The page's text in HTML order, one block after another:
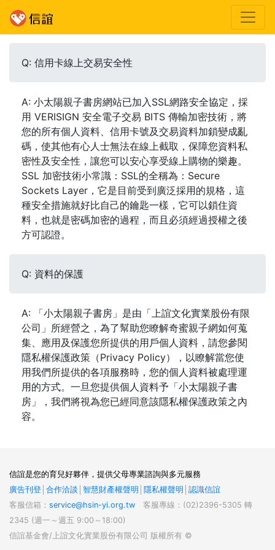
Q: 信用卡線上交易安全性
A: 小太陽親子書房網站已加入SSL網路安全協定，採
用 VERISIGN 安全電子交易 BITS 傳輸加密技術，將
您的所有個人資料、信用卡號及交易資料加鎖變成亂
碼，使其他有心人士無法在線上截取，保障您資料私
密性及安全性，讓您可以安心享受線上購物的樂趣。
SSL 加密技術小常識：SSL的全稱為：Secure
Sockets Layer，它是目前受到廣泛採用的規格，這
種安全措施就好比自己的鑰匙一樣，它可以鎖住資
料，也就是密碼加密的過程，而且必須經過授權之後
方可認證。
Q: 資料的保護
A: 「小太陽親子書房」是由「上誼文化實業股份有限
公司」所經營之，為了幫助您瞭解奇蜜親子網如何蒐
集、應用及保護您所提供的用戶個人資料，請您參閱
隱私權保護政策（Privacy Policy），以瞭解當您使
用我們所提供的各項服務時，您的個人資料被處理運
用的方式。一旦您提供個人資料予「小太陽親子書
房」，我們將視為您已經同意該隱私權保護政策之內
容。
信誼是您的育兒好夥伴，提供父母專業諮詢與多元服務
廣告刊登 合作洽談 智慧財產權聲明 隱私權聲明
認識信誼
客服信箱： service@hsin-yi.org.tw 客服專線：(02)2396-5305 轉
2345 (週一～週五 9:00～18:00)
信誼基金會/上誼文化實業股份有限公司 版權所有 ©